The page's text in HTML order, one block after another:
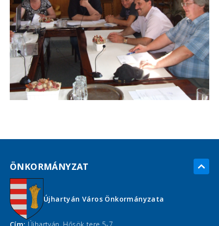
ÖNKORMÁNYZAT
Újhartyán Város Önkormányzata